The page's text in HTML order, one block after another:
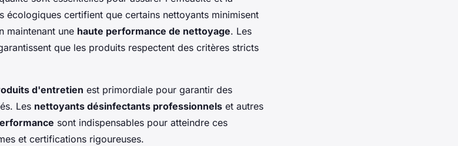
écologiques certifient que certains nettoyants minimisent
maintenant une haute performance de nettoyage. Les
que les produits respectent des critères stricts
d'entretien est primordiale pour garantir des
Les nettoyants désinfectants professionnels et autres
sont indispensables pour atteindre ces
et certifications rigoureuses.